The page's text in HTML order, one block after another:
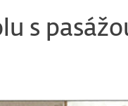
s